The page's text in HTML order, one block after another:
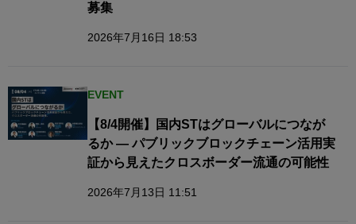
募集
2026年7月16日 18:53
EVENT
【8/4開催】国内STはグローバルにつなが
るか — パブリックブロックチェーン活用実
証から見えたクロスボーダー流通の可能性
2026年7月13日 11:51